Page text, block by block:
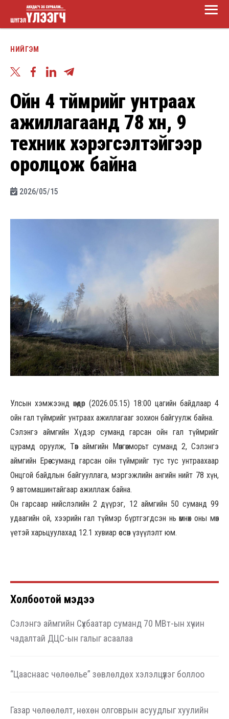
Skip
to
үлээгч
Main
Menu
НИЙГЭМ
Ойн 4 түймрийг унтраах
ажиллагаанд 78 хүн, 9
техник хэрэгсэлтэйгээр
оролцож байна
2026/05/15
Улсын хэмжээнд өнөөдөр (2026.05.15) 18:00 цагийн байдлаар 4
ойн гал түймрийг унтраах ажиллагааг зохион байгуулж байна.
Сэлэнгэ аймгийн Хүдэр суманд гарсан ойн гал түймрийг
цурамд оруулж, Төв аймгийн Мөнгөнморьт суманд 2, Сэлэнгэ
аймгийн Ерөө суманд гарсан ойн түймрийг тус тус унтраахаар
Онцгой байдлын байгууллага, мэргэжлийн ангийн нийт 78 хүн,
9 автомашинтайгаар ажиллаж байна.
Он гарсаар нийслэлийн 2 дүүрэг, 12 аймгийн 50 суманд 99
удаагийн ой, хээрийн гал түймэр бүртгэгдсэн нь өмнөх оны мөн
үетэй харьцуулахад 12.1 хувиар өссөн үзүүлэлт юм.
Холбоотой мэдээ
Сэлэнгэ аймгийн Сүхбаатар суманд 70 МВт-ын хүчин
чадалтай ДЦС-ын галыг асаалаа
“Цааснаас чөлөөлье” зөвлөлдөх хэлэлцүүлэг боллоо
Газар чөлөөлөлт, нөхөн олговрын асуудлыг хуулийн